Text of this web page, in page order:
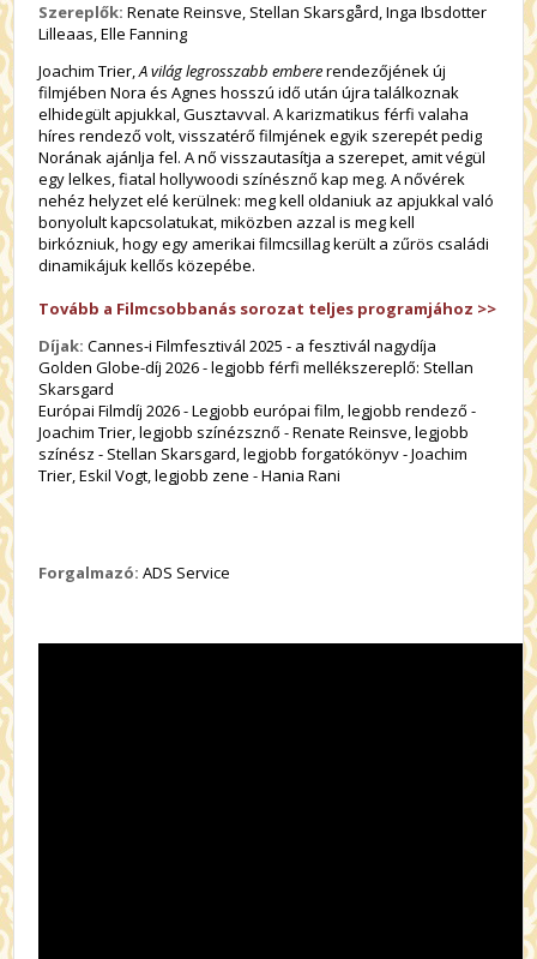
Szereplők: Renate Reinsve, Stellan Skarsgård, Inga Ibsdotter
Lilleaas, Elle Fanning
Joachim Trier,A világ legrosszabb embererendezőjének új
filmjében Nora és Agnes hosszú idő után újra találkoznak
elhidegült apjukkal, Gusztavval. A karizmatikus férfi valaha
híres rendező volt, visszatérő filmjének egyik szerepét pedig
Norának ajánlja fel. A nő visszautasítja a szerepet, amit végül
egy lelkes, fiatal hollywoodi színésznő kap meg. A nővérek
nehéz helyzet elé kerülnek: meg kell oldaniuk az apjukkal való
bonyolult kapcsolatukat, miközben azzal is meg kell
birkózniuk, hogy egy amerikai filmcsillag került a zűrös családi
dinamikájuk kellős közepébe.
Tovább a Filmcsobbanás sorozat teljes programjához >>
Díjak: Cannes-i Filmfesztivál 2025 - a fesztivál nagydíja
Golden Globe-díj 2026 - legjobb férfi mellékszereplő: Stellan
Skarsgard
Európai Filmdíj 2026 - Legjobb európai film, legjobb rendező -
Joachim Trier, legjobb színézsznő - Renate Reinsve, legjobb
színész - Stellan Skarsgard, legjobb forgatókönyv - Joachim
Trier, Eskil Vogt, legjobb zene - Hania Rani
Forgalmazó: ADS Service